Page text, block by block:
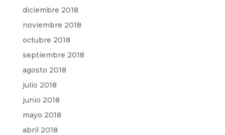
diciembre 2018
noviembre 2018
octubre 2018
septiembre 2018
agosto 2018
julio 2018
junio 2018
mayo 2018
abril 2018